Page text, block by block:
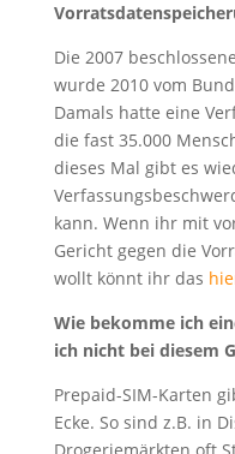
Die 2007
wurde 2010 vom
Damals hatte eine
die fast 35.000
dieses Mal gibt es
kann. Wenn ihr mit
Gericht gegen die
wollt könnt ihr das
Wie bekomme ich
ich nicht bei diesem
Prepaid-SIM-Karten
Ecke. So sind z.B. in